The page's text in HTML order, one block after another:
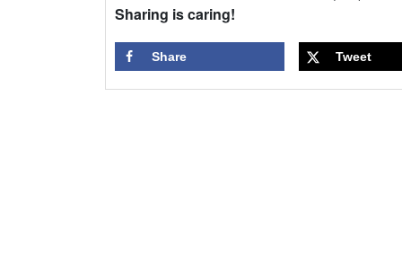
Sharing is caring!
Share Tweet